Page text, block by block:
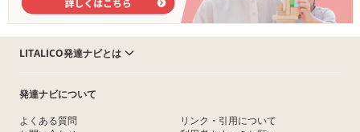
LITALICO発達ナビとは
発達ナビについて
よくある質問
リンク・引用について